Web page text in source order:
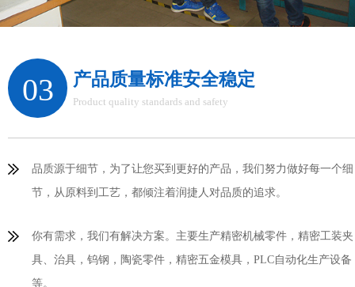
03 产品质量标准安全稳定
Product quality standards and safety
品质源于细节，为了让您买到更好的产品，我们努力做好每一个细
节，从原料到工艺，都倾注着润捷人对品质的追求。
你有需求，我们有解决方案。主要生产精密机械零件，精密工装夹
具、治具，钨钢，陶瓷零件，精密五金模具，PLC自动化生产设备
等。